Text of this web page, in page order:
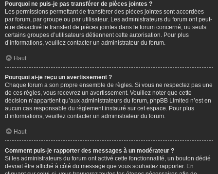
Pourquoi ne puis-je pas transférer de pièces jointes ?
Les permissions permettant de transférer des pièces jointes sont accordées
par forum, par groupe ou par utilisateur. Les administrateurs du forum ont peut-
être désactivé le transfert de pièces jointes dans le forum concerné, ou seuls
certains groupes d’utilisateurs détiennent cette autorisation. Pour plus
d’informations, veuillez contacter un administrateur du forum.
Haut
Pourquoi ai-je reçu un avertissement ?
Chaque forum a son propre ensemble de règles. Si vous ne respectez pas une
de ces règles, vous recevrez un avertissement. Veuillez noter que cette
décision n’appartient qu’aux administrateurs du forum, phpBB Limited n’est en
aucun cas responsable du règlement instauré sur cet espace. Pour plus
d’informations, veuillez contacter un administrateur du forum.
Haut
Comment puis-je rapporter des messages à un modérateur ?
Si les administrateurs du forum ont activé cette fonctionnalité, un bouton dédié
devrait être affiché à côté du message que vous souhaitez rapporter. En